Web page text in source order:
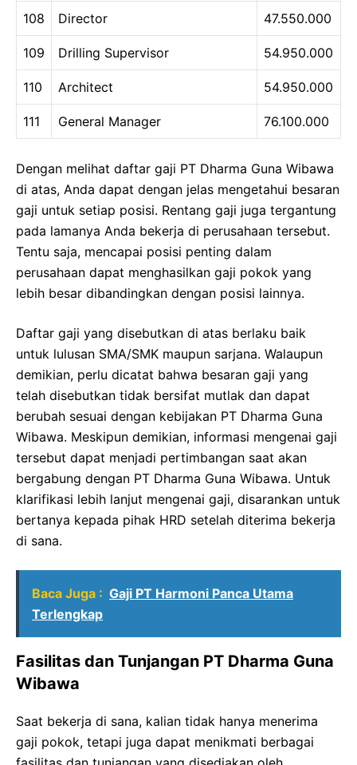
108 Director 47.550.000
109 Drilling Supervisor 54.950.000
110 Architect 54.950.000
111 General Manager 76.100.000
Dengan melihat daftar gaji PT Dharma Guna Wibawa
di atas, Anda dapat dengan jelas mengetahui besaran
gaji untuk setiap posisi. Rentang gaji juga tergantung
pada lamanya Anda bekerja di perusahaan tersebut.
Tentu saja, mencapai posisi penting dalam
perusahaan dapat menghasilkan gaji pokok yang
lebih besar dibandingkan dengan posisi lainnya.
Daftar gaji yang disebutkan di atas berlaku baik
untuk lulusan SMA/SMK maupun sarjana. Walaupun
demikian, perlu dicatat bahwa besaran gaji yang
telah disebutkan tidak bersifat mutlak dan dapat
berubah sesuai dengan kebijakan PT Dharma Guna
Wibawa. Meskipun demikian, informasi mengenai gaji
tersebut dapat menjadi pertimbangan saat akan
bergabung dengan PT Dharma Guna Wibawa. Untuk
klarifikasi lebih lanjut mengenai gaji, disarankan untuk
bertanya kepada pihak HRD setelah diterima bekerja
di sana.
Baca Juga : Gaji PT Harmoni Panca Utama
Terlengkap
Fasilitas dan Tunjangan PT Dharma Guna
Wibawa
Saat bekerja di sana, kalian tidak hanya menerima
gaji pokok, tetapi juga dapat menikmati berbagai